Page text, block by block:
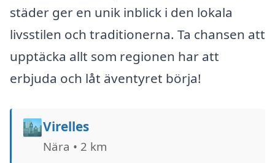
städer ger en unik inblick i den lokala
livsstilen och traditionerna. Ta chansen att
upptäcka allt som regionen har att
erbjuda och låt äventyret börja!
🏙️Virelles
Nära • 2 km